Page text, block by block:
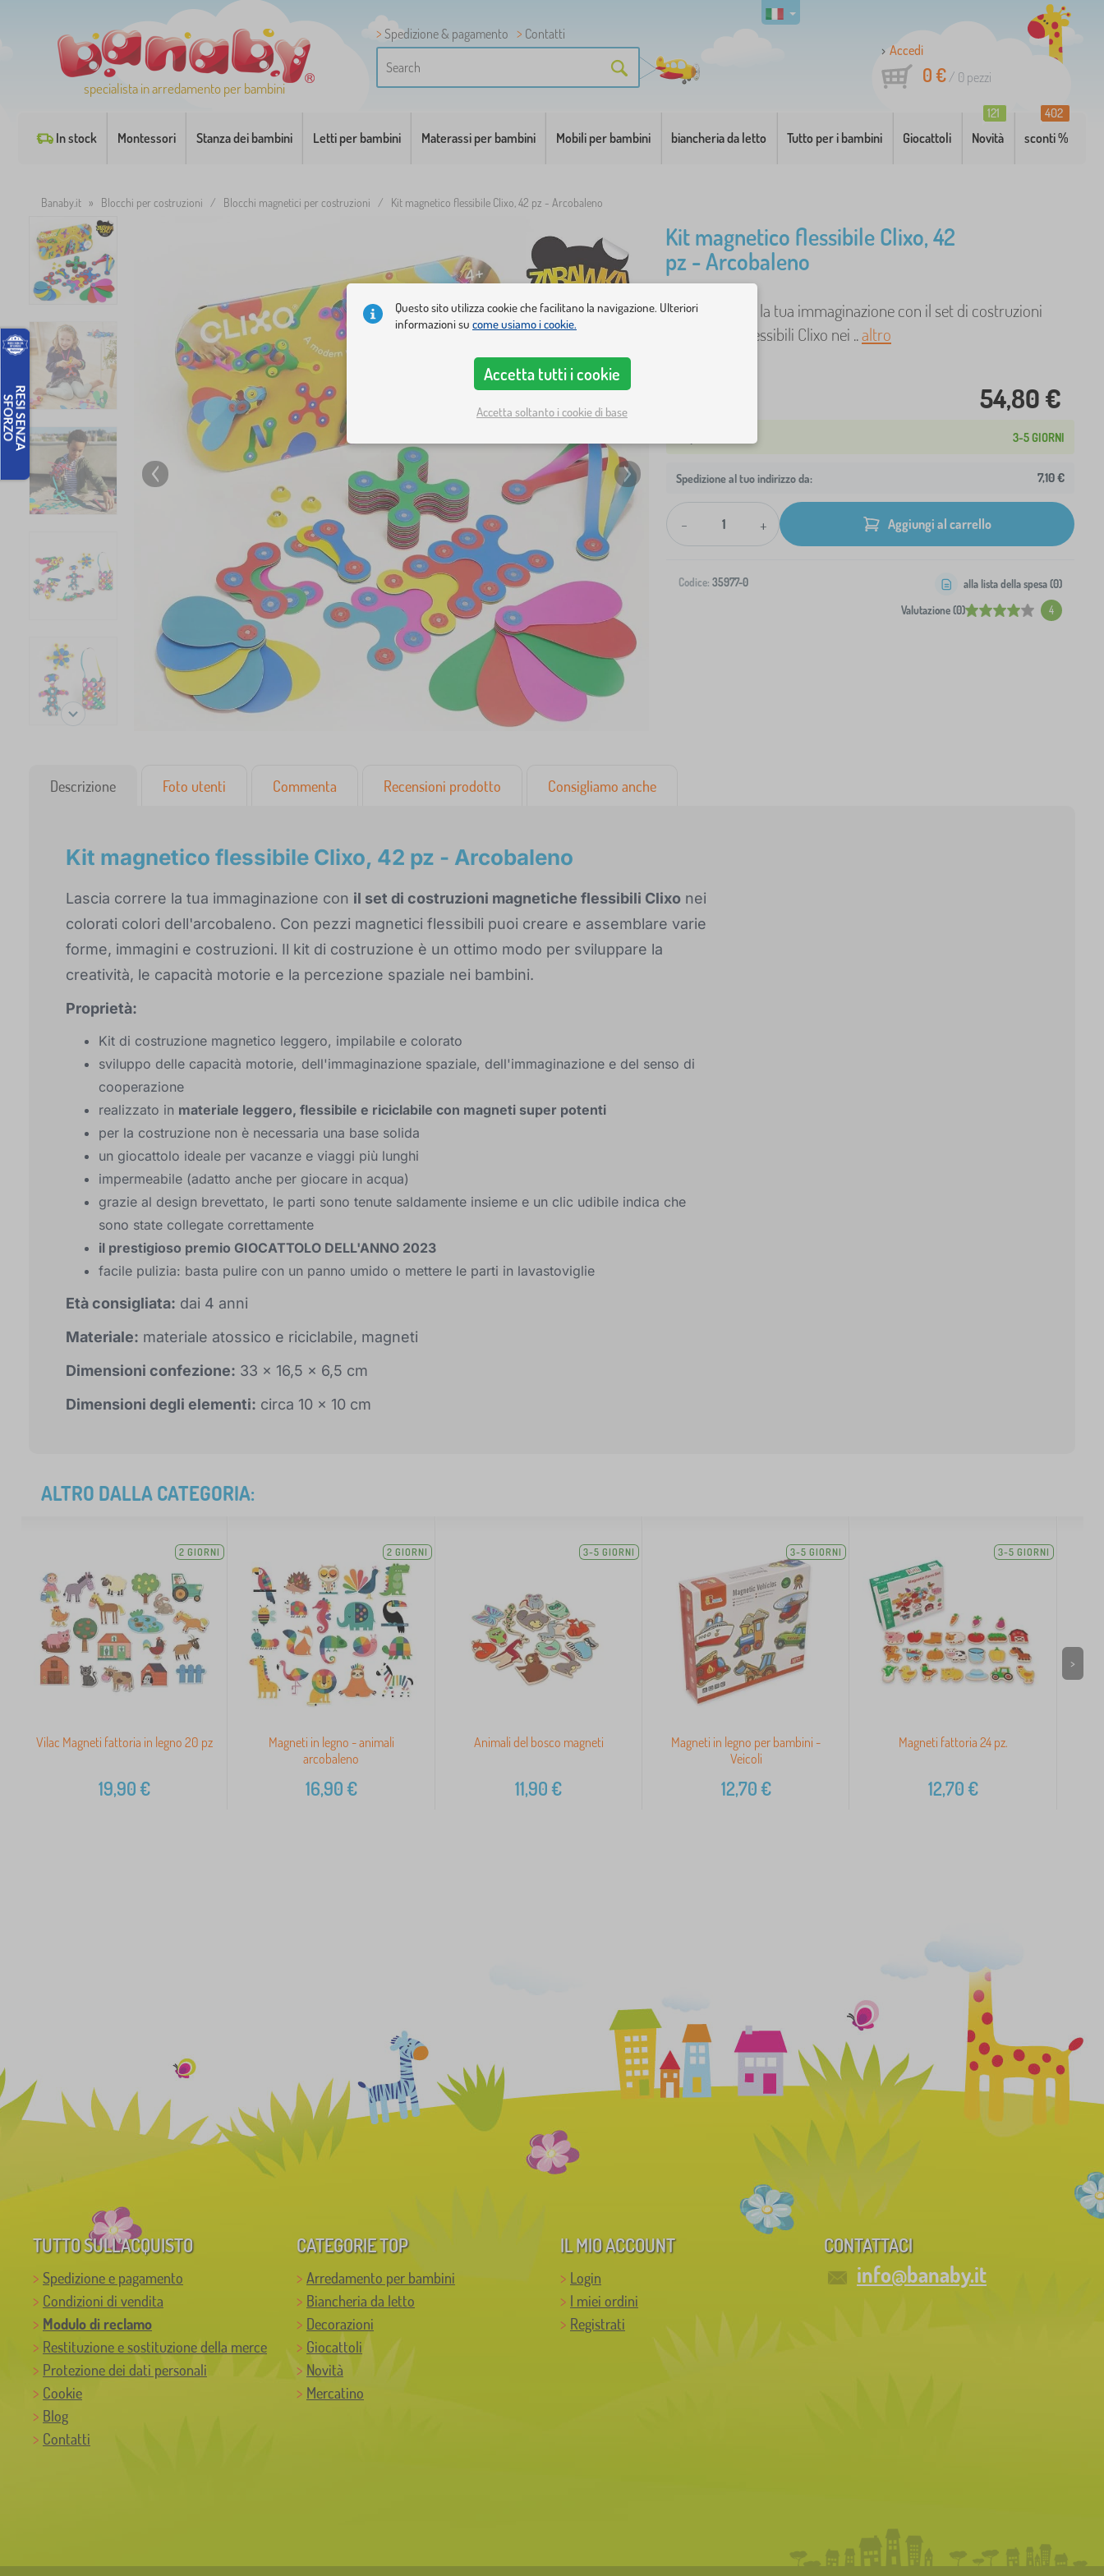
specialista in arredamento per bambini
Spedizione & pagamento
Contatti
Accedi
0 €/ 0 pezzi
In stock Montessori Stanza dei bambini Letti per bambini Materassi per bambini Mobili per bambini biancheria da letto Tutto per i bambini Giocattoli Novità
121
sconti %
402
Banaby.it » Blocchi per costruzioni / Blocchi magnetici per costruzioni / Kit magnetico flessibile Clixo, 42 pz - Arcobaleno
Kit magnetico flessibile Clixo, 42
pz - Arcobaleno
Lascia correre la tua immaginazione con il set di costruzioni
magnetiche flessibili Clixo nei ..altro
54,80 €
3-5 GIORNI
Spedizione al tuo indirizzo da: 7,10 €
- + Aggiungi al carrello
Codice: 35977-0
Valutazione (0) 4
alla lista della spesa (0)
Descrizione Foto utenti Commenta Recensioni prodotto Consigliamo anche
Kit magnetico flessibile Clixo, 42 pz - Arcobaleno
Lascia correre la tua immaginazione con il set di costruzioni magnetiche flessibili Clixo nei
colorati colori dell'arcobaleno. Con pezzi magnetici flessibili puoi creare e assemblare varie
forme, immagini e costruzioni. Il kit di costruzione è un ottimo modo per sviluppare la
creatività, le capacità motorie e la percezione spaziale nei bambini.
Proprietà:
Kit di costruzione magnetico leggero, impilabile e colorato
sviluppo delle capacità motorie, dell'immaginazione spaziale, dell'immaginazione e del senso di
cooperazione
realizzato in materiale leggero, flessibile e riciclabile con magneti super potenti
per la costruzione non è necessaria una base solida
un giocattolo ideale per vacanze e viaggi più lunghi
impermeabile (adatto anche per giocare in acqua)
grazie al design brevettato, le parti sono tenute saldamente insieme e un clic udibile indica che
sono state collegate correttamente
il prestigioso premio GIOCATTOLO DELL'ANNO 2023
facile pulizia: basta pulire con un panno umido o mettere le parti in lavastoviglie
Età consigliata: dai 4 anni
Materiale: materiale atossico e riciclabile, magneti
Dimensioni confezione: 33 x 16,5 x 6,5 cm
Dimensioni degli elementi: circa 10 x 10 cm
ALTRO DALLA CATEGORIA:
2 GIORNI
Vilac Magneti fattoria in legno 20 pz
19,90€
2 GIORNI
Magneti in legno - animali
arcobaleno
16,90€
3-5 GIORNI
Animali del bosco magneti
11,90€
3-5 GIORNI
Magneti in legno per bambini -
Veicoli
12,70€
3-5 GIORNI
Magneti fattoria 24 pz.
12,70€
>
TUTTO SULL’ACQUISTO
Spedizione e pagamento
Condizioni di vendita
Modulo di reclamo
Restituzione e sostituzione della merce
Protezione dei dati personali
Cookie
Blog
Contatti
CATEGORIE TOP
Arredamento per bambini
Biancheria da letto
Decorazioni
Giocattoli
Novità
Mercatino
IL MIO ACCOUNT
Login
I miei ordini
Registrati
CONTATTACI
info@banaby.it
Questo sito utilizza cookie che facilitano la navigazione. Ulteriori
informazioni su come usiamo i cookie.
Accetta tutti i cookie
Accetta soltanto i cookie di base